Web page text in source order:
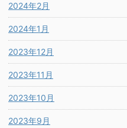
2024年2月
2024年1月
2023年12月
2023年11月
2023年10月
2023年9月